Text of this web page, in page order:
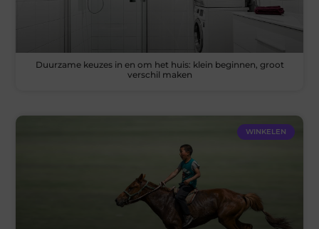
Duurzame keuzes in en om het huis: klein beginnen, groot
verschil maken
WINKELEN